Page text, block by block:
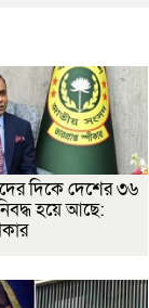
দিকে দেশের ৩৬
হয়ে আছে: